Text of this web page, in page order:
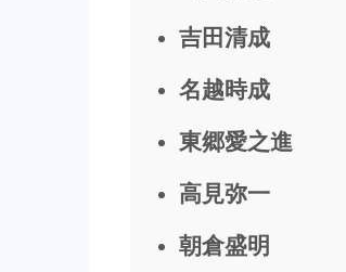
吉田清成
名越時成
東郷愛之進
高見弥一
朝倉盛明